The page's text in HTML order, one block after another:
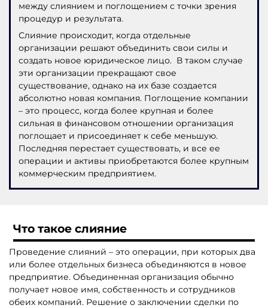
между слиянием и поглощением с точки зрения
процедур и результата.
Слияние происходит, когда отдельные
организации решают объединить свои силы и
создать новое юридическое лицо. В таком случае
эти организации прекращают свое
существование, однако на их базе создается
абсолютно новая компания. Поглощение компании
– это процесс, когда более крупная и более
сильная в финансовом отношении организация
поглощает и присоединяет к себе меньшую.
Последняя перестает существовать, и все ее
операции и активы приобретаются более крупным
коммерческим предприятием.
Что такое слияние
Проведение слияний – это операции, при которых два
или более отдельных бизнеса объединяются в новое
предприятие. Объединенная организация обычно
получает новое имя, собственность и сотрудников
обеих компаний. Решение о заключении сделки по